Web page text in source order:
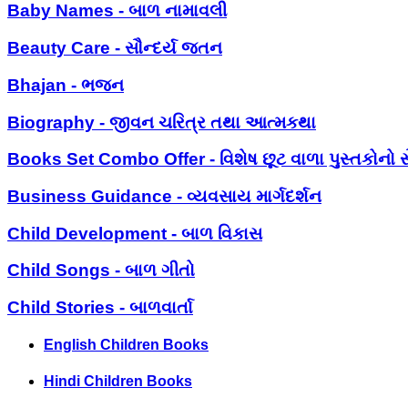
Baby Names - બાળ નામાવલી
Beauty Care - સૌન્દર્ય જતન
Bhajan - ભજન
Biography - જીવન ચરિત્ર તથા આત્મકથા
Books Set Combo Offer - વિશેષ છૂટ વાળા પુસ્તકોનો
Business Guidance - વ્યવસાય માર્ગદર્શન
Child Development - બાળ વિકાસ
Child Songs - બાળ ગીતો
Child Stories - બાળવાર્તા
English Children Books
Hindi Children Books